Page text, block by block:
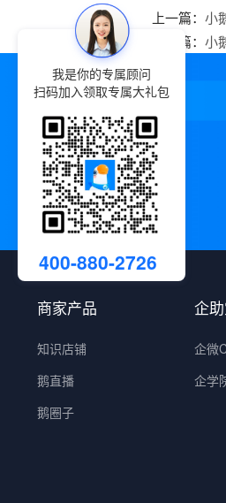
上一篇： 小
下一篇： 小
商家产品
知识店铺
鹅直播
鹅圈子
企
企微
企学
我是你的专属顾问
扫码加入领取专属大礼包
400-880-2726